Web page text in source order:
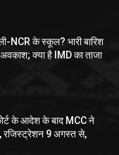
NCR के स्कूल? भारी बारिश
क्या है IMD का ताजा
के आदेश के बाद MCC ने
रजिस्ट्रेशन 9 अगस्त से,